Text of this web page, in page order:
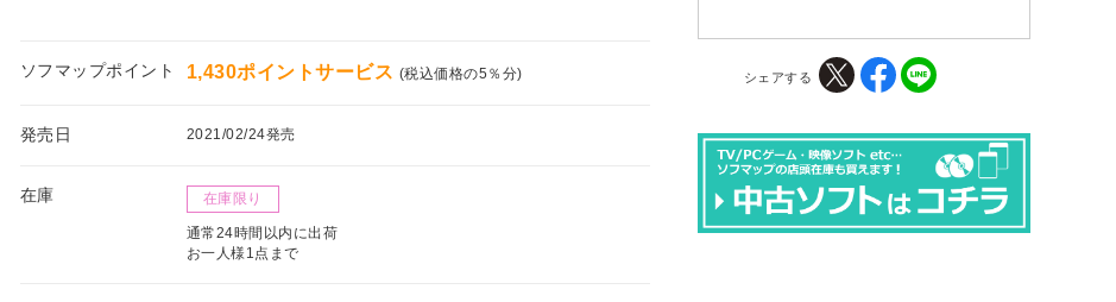
ソフマップポイント 1,430ポイントサービス (税込価格の5％分)
発売日 2021/02/24発売
在庫 在庫限り
通常24時間以内に出荷
お一人様1点まで
シェアする